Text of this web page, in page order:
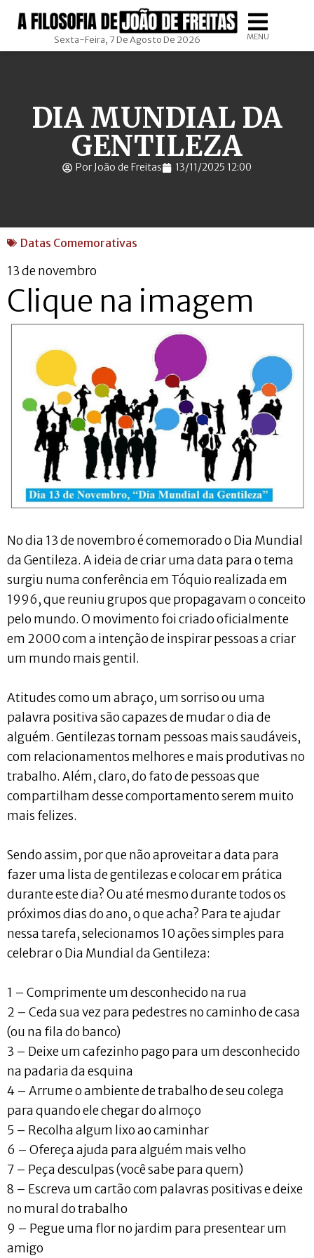
Sexta-Feira, 7 De Agosto De 2026 MENU
DIA MUNDIAL DA
GENTILEZA
Por João de Freitas 13/11/2025 12:00
Datas Comemorativas
13 de novembro
Clique na imagem
No dia 13 de novembro é comemorado o Dia Mundial
da Gentileza. A ideia de criar uma data para o tema
surgiu numa conferência em Tóquio realizada em
1996, que reuniu grupos que propagavam o conceito
pelo mundo. O movimento foi criado oficialmente
em 2000 com a intenção de inspirar pessoas a criar
um mundo mais gentil.
Atitudes como um abraço, um sorriso ou uma
palavra positiva são capazes de mudar o dia de
alguém. Gentilezas tornam pessoas mais saudáveis,
com relacionamentos melhores e mais produtivas no
trabalho. Além, claro, do fato de pessoas que
compartilham desse comportamento serem muito
mais felizes.
Sendo assim, por que não aproveitar a data para
fazer uma lista de gentilezas e colocar em prática
durante este dia? Ou até mesmo durante todos os
próximos dias do ano, o que acha? Para te ajudar
nessa tarefa, selecionamos 10 ações simples para
celebrar o Dia Mundial da Gentileza:
1 – Comprimente um desconhecido na rua
2 – Ceda sua vez para pedestres no caminho de casa
(ou na fila do banco)
3 – Deixe um cafezinho pago para um desconhecido
na padaria da esquina
4 – Arrume o ambiente de trabalho de seu colega
para quando ele chegar do almoço
5 – Recolha algum lixo ao caminhar
6 – Ofereça ajuda para alguém mais velho
7 – Peça desculpas (você sabe para quem)
8 – Escreva um cartão com palavras positivas e deixe
no mural do trabalho
9 – Pegue uma flor no jardim para presentear um
amigo